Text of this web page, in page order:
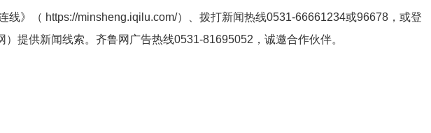
线》（ https://minsheng.iqilu.com/）、拨打新闻热线0531-66661234或96678，或登
）提供新闻线索。齐鲁网广告热线0531-81695052 ，诚邀合作伙伴。